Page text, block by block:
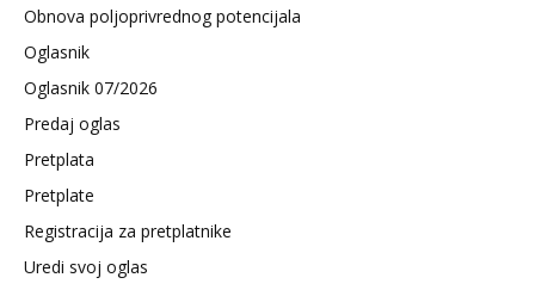
Obnova poljoprivrednog potencijala
Oglasnik
Oglasnik 07/2026
Predaj oglas
Pretplata
Pretplate
Registracija za pretplatnike
Uredi svoj oglas